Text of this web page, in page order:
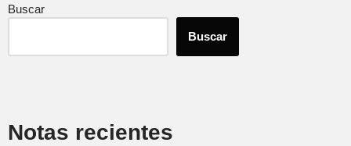
Buscar
Buscar
Notas recientes